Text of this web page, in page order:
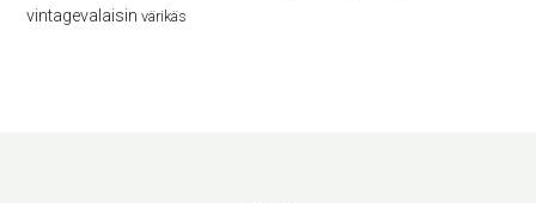
vintagevalaisin värikäs